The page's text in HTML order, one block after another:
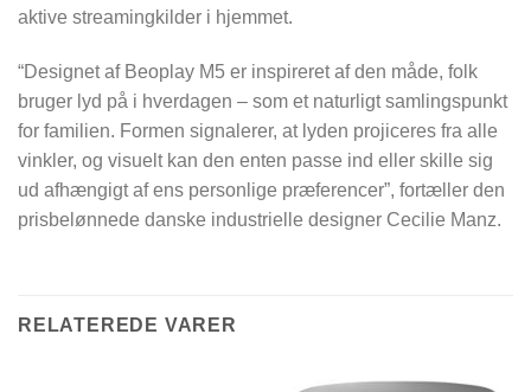
aktive streamingkilder i hjemmet.
“Designet af Beoplay M5 er inspireret af den måde, folk
bruger lyd på i hverdagen – som et naturligt samlingspunkt
for familien. Formen signalerer, at lyden projiceres fra alle
vinkler, og visuelt kan den enten passe ind eller skille sig
ud afhængigt af ens personlige præferencer”, fortæller den
prisbelønnede danske industrielle designer Cecilie Manz.
RELATEREDE VARER